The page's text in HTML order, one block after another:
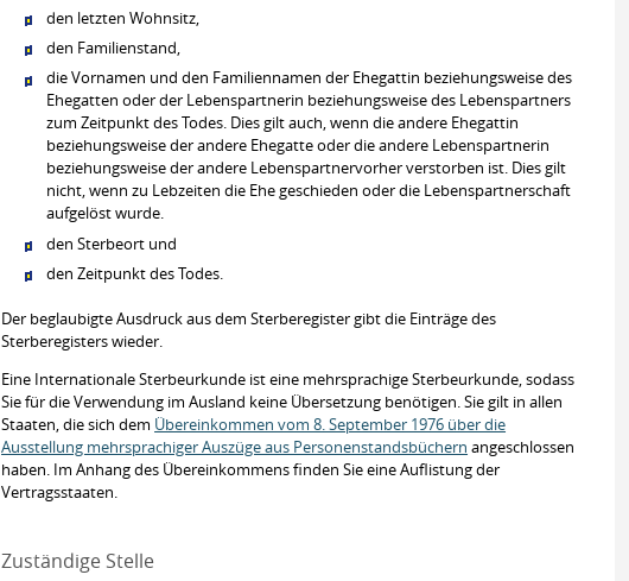
den letzten Wohnsitz,
den Familienstand,
die Vornamen und den Familiennamen der Ehegattin beziehungsweise des
Ehegatten oder der Lebenspartnerin beziehungsweise des Lebenspartners
zum Zeitpunkt des Todes. Dies gilt auch, wenn die andere Ehegattin
beziehungsweise der andere Ehegatte oder die andere Lebenspartnerin
beziehungsweise der andere Lebenspartnervorher verstorben ist. Dies gilt
nicht, wenn zu Lebzeiten die Ehe geschieden oder die Lebenspartnerschaft
aufgelöst wurde.
den Sterbeort und
den Zeitpunkt des Todes.
Der beglaubigte Ausdruck aus dem Sterberegister gibt die Einträge des
Sterberegisters wieder.
Eine Internationale Sterbeurkunde ist eine mehrsprachige Sterbeurkunde, sodass
Sie für die Verwendung im Ausland keine Übersetzung benötigen. Sie gilt in allen
Staaten, die sich dem Übereinkommen vom 8. September 1976 über die
Ausstellung mehrsprachiger Auszüge aus Personenstandsbüchern angeschlossen
haben. Im Anhang des Übereinkommens finden Sie eine Auflistung der
Vertragsstaaten.
Zuständige Stelle